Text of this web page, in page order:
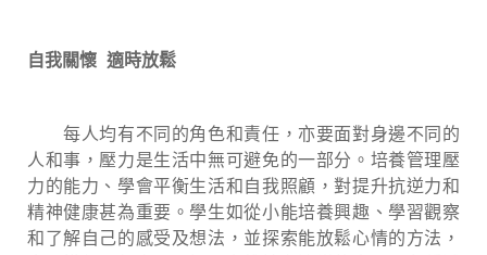
自我關懷 適時放鬆
每人均有不同的角色和責任，亦要面對身邊不同的
人和事，壓力是生活中無可避免的一部分。培養管理壓
力的能力、學會平衡生活和自我照顧，對提升抗逆力和
精神健康甚為重要。學生如從小能培養興趣、學習觀察
和了解自己的感受及想法，並探索能放鬆心情的方法，